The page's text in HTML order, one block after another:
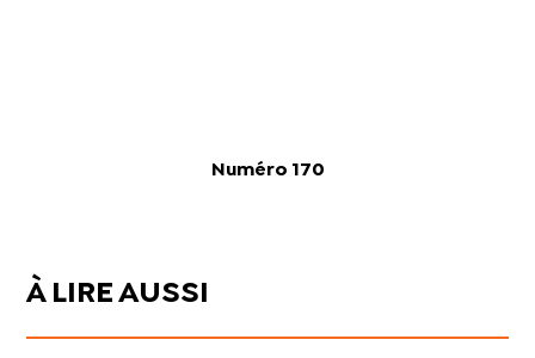
Numéro 170
À LIRE AUSSI